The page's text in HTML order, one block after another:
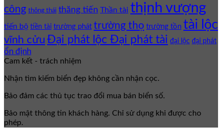
công thông thái thăng tiến Thần tài thịnh vượng
tiến bộ tiền tài trường phát trường thọ trường tồn tài lộc
vĩnh cửu Đại phát lộc Đại phát tài đại lộc đại phát
ổn định
Cam kết - trách nhiệm
Nhận tìm kiếm biển đẹp không cần nhận cọc.
Bảo đảm các thủ tục trao đổi mua bán biển số.
Bảo mật thông tin khách hàng. Chỉ sử dụng khi được cho
phép.